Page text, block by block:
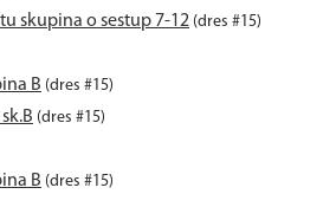
skupina o sestup 7-12 (dres #15)
B (dres #15)
(dres #15)
B (dres #15)